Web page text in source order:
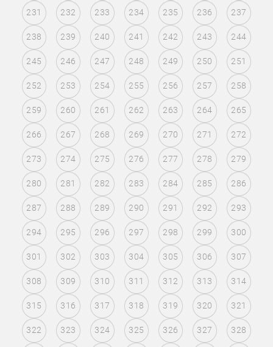
231 232 233 234 235 236 237
238 239 240 241 242 243 244
245 246 247 248 249 250 251
252 253 254 255 256 257 258
259 260 261 262 263 264 265
266 267 268 269 270 271 272
273 274 275 276 277 278 279
280 281 282 283 284 285 286
287 288 289 290 291 292 293
294 295 296 297 298 299 300
301 302 303 304 305 306 307
308 309 310 311 312 313 314
315 316 317 318 319 320 321
322 323 324 325 326 327 328